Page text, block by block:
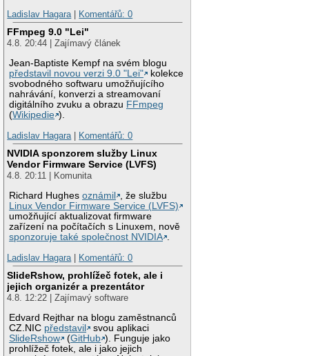
Ladislav Hagara
Komentářů: 0
FFmpeg 9.0 "Lei"
4.8. 20:44 | Zajímavý článek
Jean-Baptiste Kempf na svém blogu
představil novou verzi 9.0 "Lei"
kolekce
svobodného softwaru umožňujícího
nahrávání, konverzi a streamovaní
digitálního zvuku a obrazu FFmpeg
(Wikipedie ).
Ladislav Hagara
Komentářů: 0
NVIDIA sponzorem služby Linux
Vendor Firmware Service (LVFS)
4.8. 20:11 | Komunita
Richard Hughesoznámil
, že službu
Linux Vendor Firmware Service (LVFS)
umožňující aktualizovat firmware
zařízení na počítačích s Linuxem, nově
sponzoruje také společnost NVIDIA .
Ladislav Hagara | Komentářů: 0
SlideRshow, prohlížeč fotek, ale i
jejich organizér a prezentátor
4.8. 12:22 | Zajímavý software
Edvard Rejthar na blogu zaměstnanců
CZ.NIC představil
svou aplikaci
SlideRshow
(GitHub ). Funguje jako
prohlížeč fotek, ale i jako jejich